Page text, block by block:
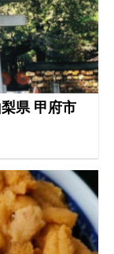
県 甲府市